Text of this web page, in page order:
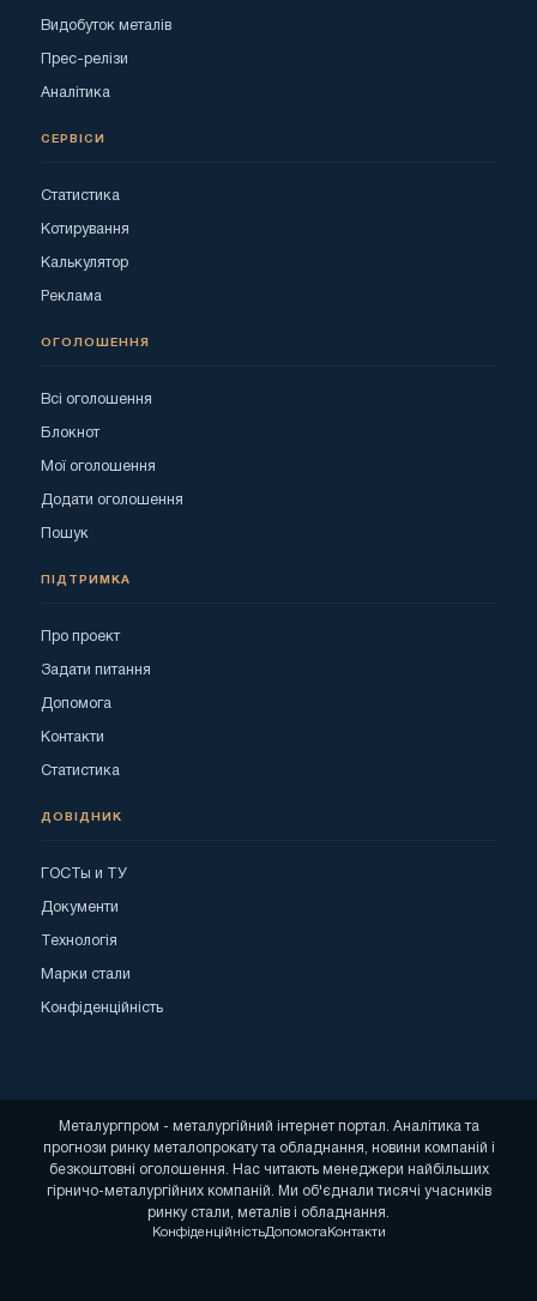
Видобуток металів
Прес-релізи
Аналітика
СЕРВІСИ
Статистика
Котирування
Калькулятор
Реклама
ОГОЛОШЕННЯ
Всі оголошення
Блокнот
Мої оголошення
Додати оголошення
Пошук
ПІДТРИМКА
Про проект
Задати питання
Допомога
Контакти
Статистика
ДОВІДНИК
ГОСТы и ТУ
Документи
Технологія
Марки стали
Конфіденційність
Металургпром - металургійний інтернет портал. Аналітика та
прогнози ринку металопрокату та обладнання, новини компаній і
безкоштовні оголошення. Нас читають менеджери найбільших
гірничо-металургійних компаній. Ми об'єднали тисячі учасників
ринку стали, металів і обладнання.
КонфіденційністьДопомога Контакти